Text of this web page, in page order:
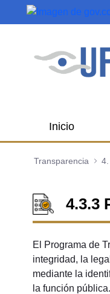
Saltar al contenido
Inicio
Transparencia
4.3.3
El Programa de
integridad, la
mediante la
la función